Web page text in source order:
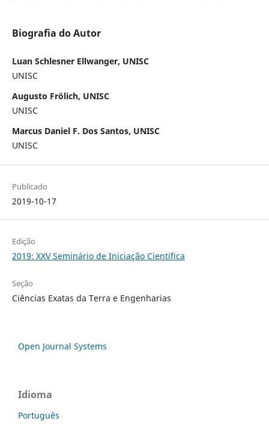
Biografia do Autor
Luan Schlesner Ellwanger, UNISC
UNISC
Augusto Frölich, UNISC
UNISC
Marcus Daniel F. Dos Santos, UNISC
UNISC
Publicado
2019-10-17
Edição
2019: XXV Seminário de Iniciação Científica
Seção
Ciências Exatas da Terra e Engenharias
Open Journal Systems
Idioma
Português